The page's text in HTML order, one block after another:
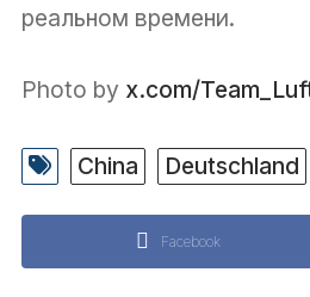
реальном времени.
Photo by x.com/
China Deutschland
Facebook